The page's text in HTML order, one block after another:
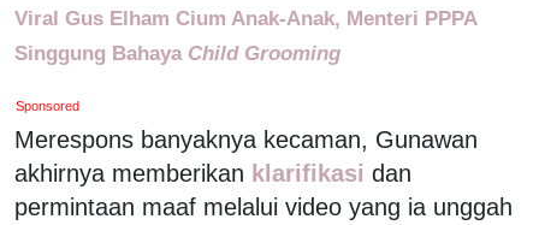
Viral Gus Elham Cium Anak-Anak, Menteri PPPA
Singgung Bahaya Child Grooming
Sponsored
Merespons banyaknya kecaman, Gunawan
akhirnya memberikan klarifikasi dan
permintaan maaf melalui video yang ia unggah